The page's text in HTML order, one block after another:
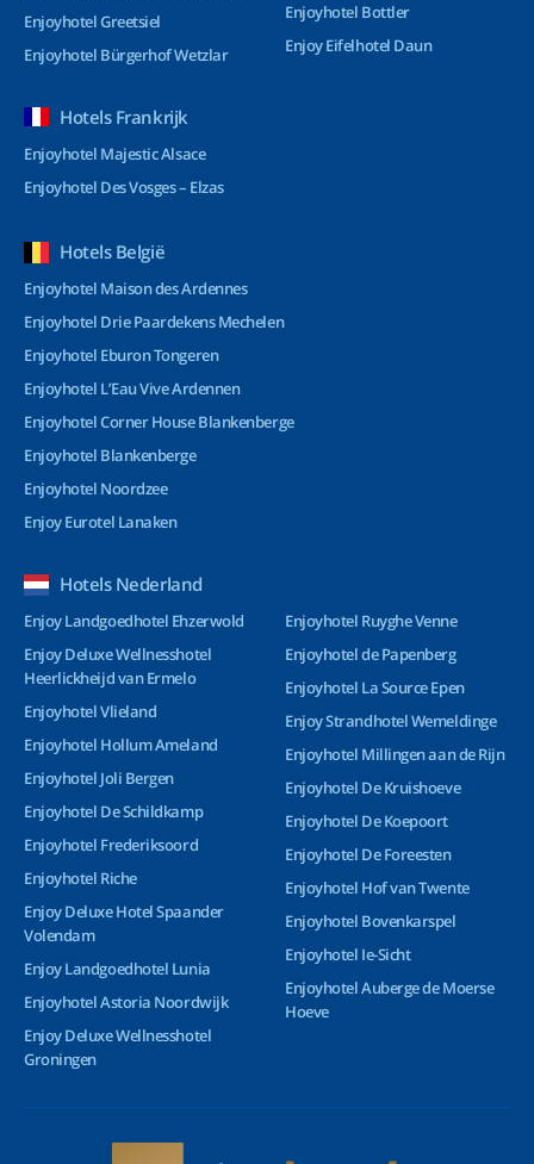
Enjoyhotel Greetsiel
Enjoyhotel Bürgerhof Wetzlar
Enjoyhotel Bottler
Enjoy Eifelhotel Daun
Hotels Frankrijk
Enjoyhotel Majestic Alsace
Enjoyhotel Des Vosges – Elzas
Hotels België
Enjoyhotel Maison des Ardennes
Enjoyhotel Drie Paardekens Mechelen
Enjoyhotel Eburon Tongeren
Enjoyhotel L’Eau Vive Ardennen
Enjoyhotel Corner House Blankenberge
Enjoyhotel Blankenberge
Enjoyhotel Noordzee
Enjoy Eurotel Lanaken
Hotels Nederland
Enjoy Landgoedhotel Ehzerwold
Enjoy Deluxe Wellnesshotel
Heerlickheijd van Ermelo
Enjoyhotel Vlieland
Enjoyhotel Hollum Ameland
Enjoyhotel Joli Bergen
Enjoyhotel De Schildkamp
Enjoyhotel Frederiksoord
Enjoyhotel Riche
Enjoy Deluxe Hotel Spaander
Volendam
Enjoy Landgoedhotel Lunia
Enjoyhotel Astoria Noordwijk
Enjoy Deluxe Wellnesshotel
Groningen
Enjoyhotel Ruyghe Venne
Enjoyhotel de Papenberg
Enjoyhotel La Source Epen
Enjoy Strandhotel Wemeldinge
Enjoyhotel Millingen aan de Rijn
Enjoyhotel De Kruishoeve
Enjoyhotel De Koepoort
Enjoyhotel De Foreesten
Enjoyhotel Hof van Twente
Enjoyhotel Bovenkarspel
Enjoyhotel Ie-Sicht
Enjoyhotel Auberge de Moerse
Hoeve